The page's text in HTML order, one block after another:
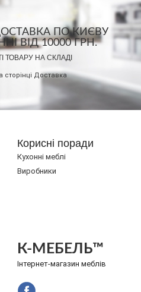
ПО КИЄВУ
ВІД 10000 ГРН.
ТОВАРУ НА СКЛАДІ
Доставка
Корисні поради
Кухонні меблі
Виробники
К-МЕБЕЛЬ™
Інтернет-магазин меблів